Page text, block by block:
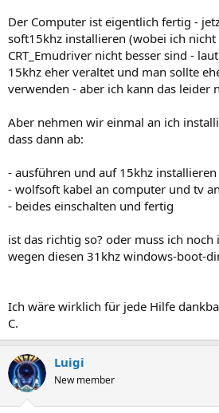
Der Computer ist eigentlich fertig -
soft15khz installieren (wobei ich
CRT_Emudriver nicht besser sind -
15khz eher veraltet und man sollte
verwenden - aber ich kann das leider
Aber nehmen wir einmal an ich
dass dann ab:
- ausführen und auf 15khz
- wolfsoft kabel an computer und tv
- beides einschalten und fertig
ist das richtig so? oder muss ich noch
wegen diesen 31khz windows-boot-
Ich wäre wirklich für jede Hilfe
C.
Luigi
New member